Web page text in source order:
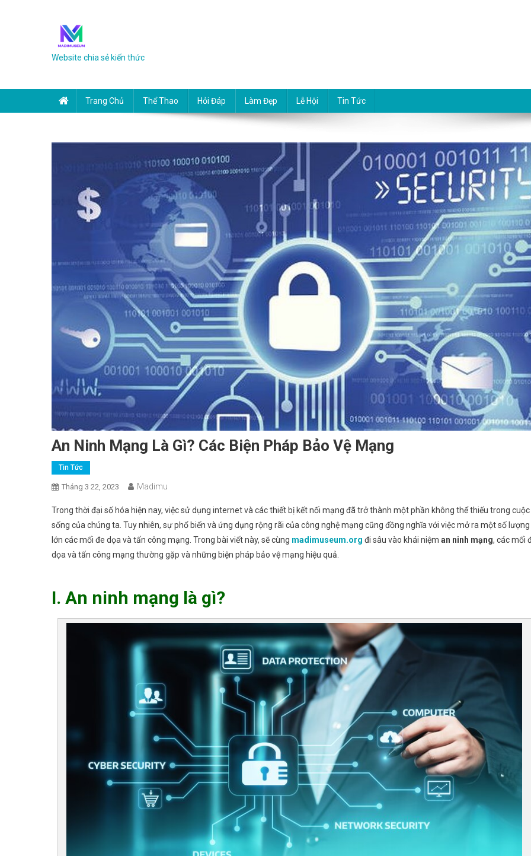
Website chia sẻ kiến thức
Trang Chủ Thể Thao Hỏi Đáp Làm Đẹp Lễ Hội Tin Tức
An Ninh Mạng Là Gì? Các Biện Pháp Bảo Vệ Mạng
Tin Tức
Tháng 3 22, 2023 Madimu
Trong thời đại số hóa hiện nay, việc sử dụng internet và các thiết bị kết nối mạng đã trở thành một phần không thể thiếu trong cuộc
sống của chúng ta. Tuy nhiên, sự phổ biến và ứng dụng rộng rãi của công nghệ mạng cũng đồng nghĩa với việc mở ra một số lượng
lớn các mối đe dọa và tấn công mạng. Trong bài viết này, sẽ cùng madimuseum.org đi sâu vào khái niệm an ninh mạng, các mối
dọa và tấn công mạng thường gặp và những biện pháp bảo vệ mạng hiệu quả.
I. An ninh mạng là gì?